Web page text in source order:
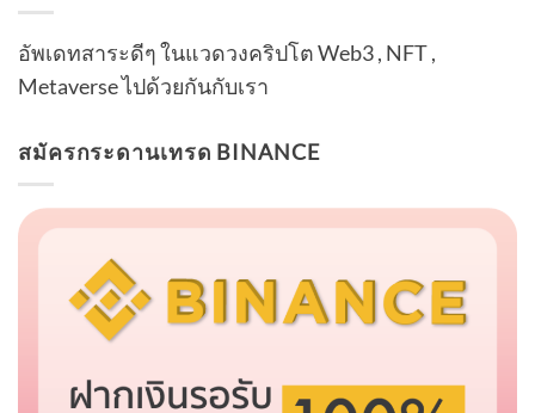
อัพเดทสาระดีๆ ในแวดวงคริปโต Web3 , NFT ,
Metaverse ไปด้วยกันกับเรา
สมัครกระดานเทรด BINANCE